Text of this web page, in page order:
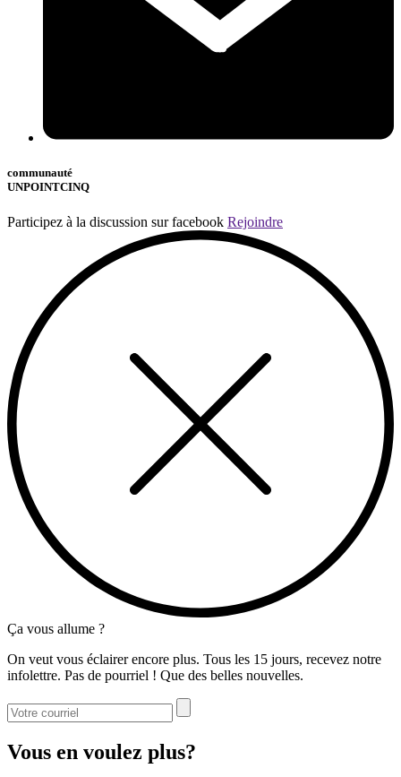
communauté
UNPOINTCINQ
Participez à la discussion sur facebook Rejoindre
Ça vous allume ?
On veut vous éclairer encore plus. Tous les 15 jours, recevez notre
infolettre. Pas de pourriel ! Que des belles nouvelles.
Vous en voulez plus?